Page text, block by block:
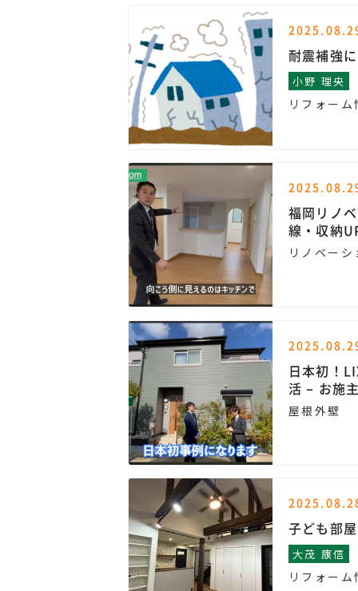
耐震補強
小野 理央
リフォーム
福岡リノ
線・収納
リノベーシ
日本初！
活 – お施
屋根外壁
子ども部
大茂 康信
リフォーム